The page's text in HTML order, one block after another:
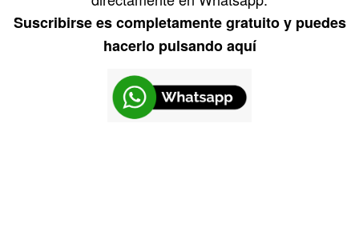
Suscribirse es completamente gratuito y puedes
hacerlo pulsando aquí